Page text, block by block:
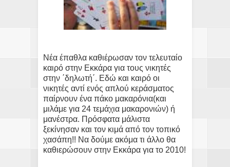
Νέα έπαθλα καθιέρωσαν τον τελευταίο
καιρό στην Εκκάρα για τους νικητές
στην ΄δηλωτή΄. Εδώ και καιρό οι
νικητές αντί ενός απλού κεράσματος
παίρνουν ένα πάκο μακαρόνια(και
μιλάμε για 24 τεμάχια μακαρονιών) ή
μανέστρα. Πρόσφατα μάλιστα
ξεκίνησαν και τον κιμά από τον τοπικό
χασάπη!! Να δούμε ακόμα τι άλλο θα
καθιερώσουν στην Εκκάρα για το 2010!